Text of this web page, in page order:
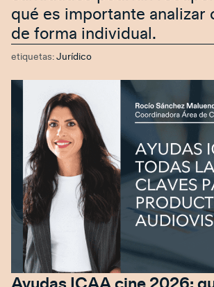
qué es importante analizar
de forma individual.
etiquetas: Jurídico